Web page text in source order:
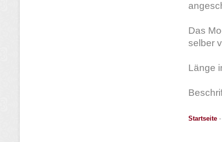
Das
selber
Länge
Startseite